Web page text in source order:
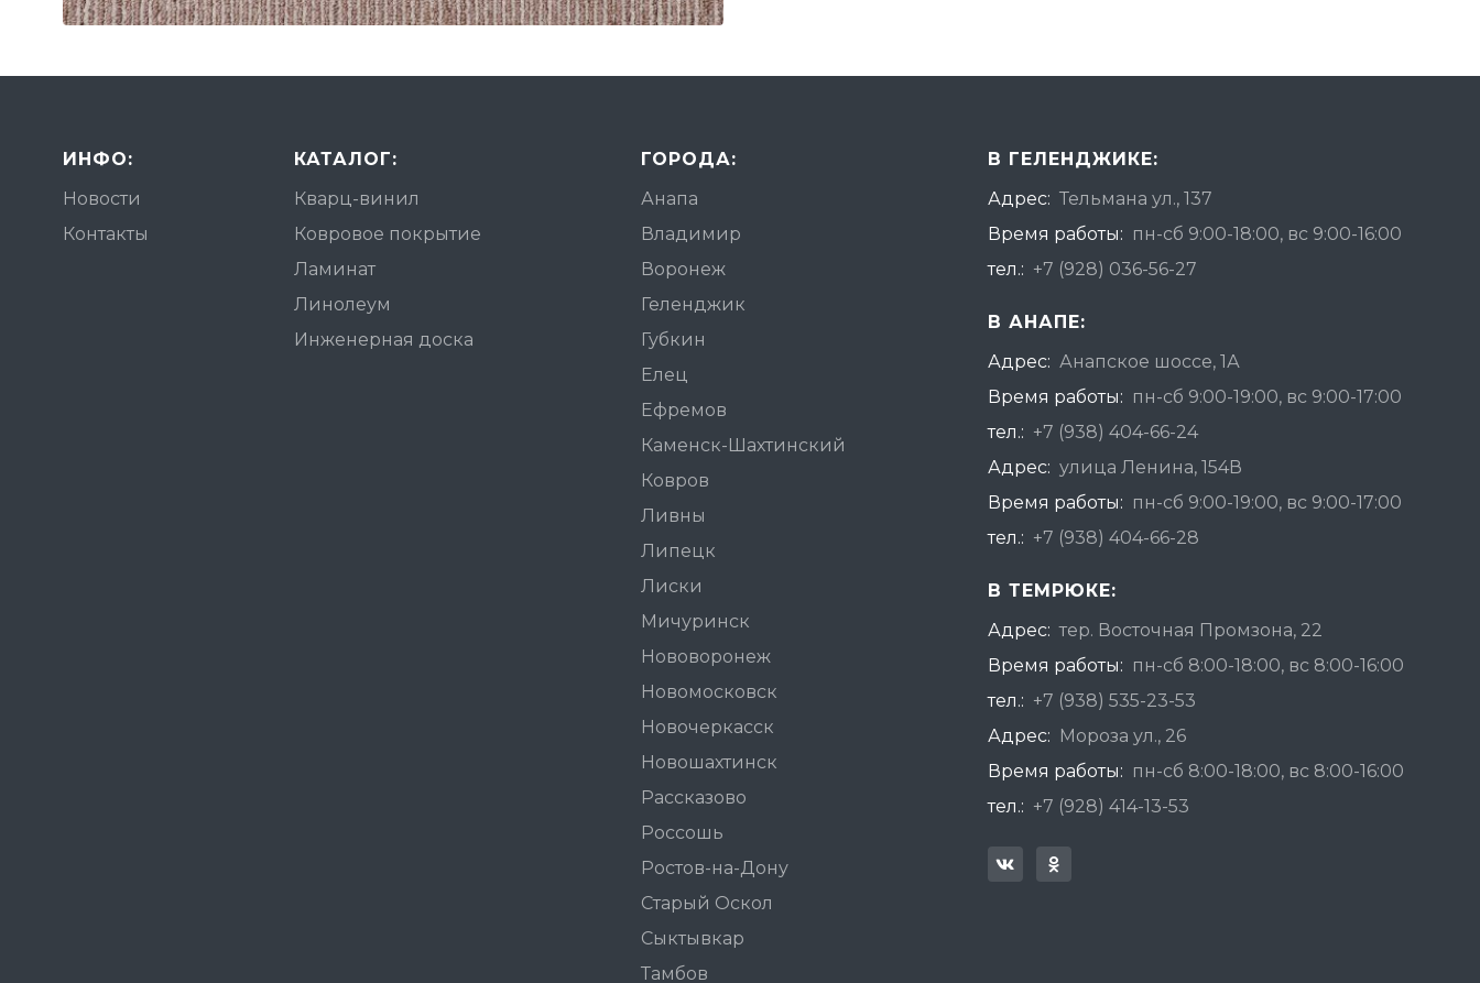
ИНФО:
Новости
Контакты
КАТАЛОГ:
Кварц-винил
Ковровое покрытие
Ламинат
Линолеум
Инженерная доска
ГОРОДА:
Анапа
Владимир
Воронеж
Геленджик
Губкин
Елец
Ефремов
Каменск-Шахтинский
Ковров
Ливны
Липецк
Лиски
Мичуринск
Нововоронеж
Новомосковск
Новочеркасск
Новошахтинск
Рассказово
Россошь
Ростов-на-Дону
Старый Оскол
Сыктывкар
Тамбов
В ГЕЛЕНДЖИКЕ:
Адрес: Тельмана ул., 137
Время работы: пн-сб 9:00-18:00, вс 9:00-16:00
тел.: +7 (928) 036-56-27
В АНАПЕ:
Адрес: Анапское шоссе, 1А
Время работы: пн-сб 9:00-19:00, вс 9:00-17:00
тел.: +7 (938) 404-66-24
Адрес: улица Ленина, 154В
Время работы: пн-сб 9:00-19:00, вс 9:00-17:00
тел.: +7 (938) 404-66-28
В ТЕМРЮКЕ:
Адрес: тер. Восточная Промзона, 22
Время работы: пн-сб 8:00-18:00, вс 8:00-16:00
тел.: +7 (938) 535-23-53
Адрес:
Мороза ул., 26
Время работы: пн-сб 8:00-18:00, вс 8:00-16:00
тел.: +7 (928) 414-13-53